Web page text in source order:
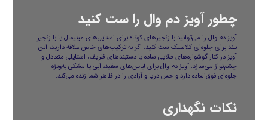
چطور آویز دم وال را ست کنید
آویز دم وال را می‌توانید با زنجیرهای کوتاه برای استایل‌های مینیمال یا با زنجیر
بلند برای جلوه‌ای کلاسیک ست کنید. اگر به ترکیب‌های خاص علاقه دارید، این
آویز در کنار گوشواره‌های طلایی ساده یا دستبندهای ظریف، استایلی متعادل و
چشم‌نواز می‌سازد. آویز دم وال برای لباس‌های سفید، آبی یا مشکی به‌ویژه
جلوه‌ای فوق‌العاده دارد و حس دریا و آزادی را در ظاهر شما زنده می‌کند.
نکات نگهداری